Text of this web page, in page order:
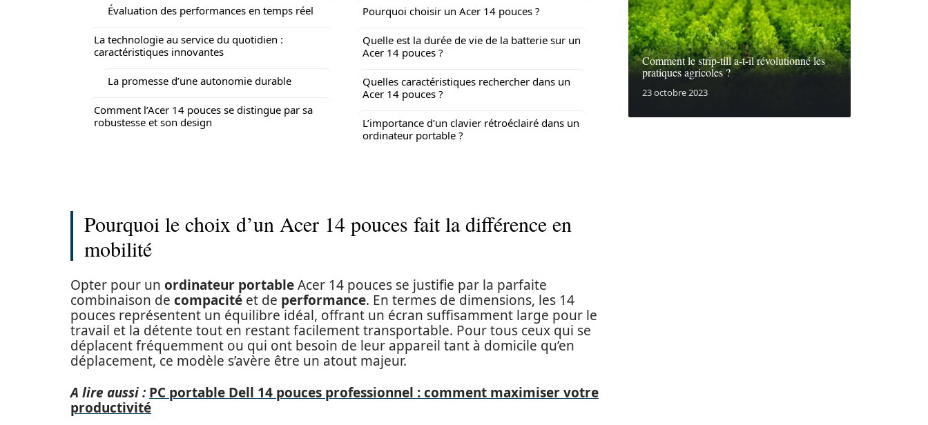
Évaluation des performances en temps réel
La technologie au service du quotidien :
caractéristiques innovantes
La promesse d’une autonomie durable
Comment l’Acer 14 pouces se distingue par sa
robustesse et son design
Pourquoi choisir un Acer 14 pouces ?
Quelle est la durée de vie de la batterie sur un
Acer 14 pouces ?
Quelles caractéristiques rechercher dans un
Acer 14 pouces ?
L’importance d’un clavier rétroéclairé dans un
ordinateur portable ?
Pourquoi le choix d’un Acer 14 pouces fait la différence en
mobilité
Opter pour un ordinateur portableAcer 14 pouces se justifie par la parfaite
combinaison de compacité et de performance. En termes de dimensions, les 14
pouces représentent un équilibre idéal, offrant un écran suffisamment large pour le
travail et la détente tout en restant facilement transportable. Pour tous ceux qui se
déplacent fréquemment ou qui ont besoin de leur appareil tant à domicile qu’en
déplacement, ce modèle s’avère être un atout majeur.
A lire aussi : PC portable Dell 14 pouces professionnel : comment maximiser votre
productivité
Comment le strip-till a-t-il révolutionné les
pratiques agricoles ?
23 octobre 2023